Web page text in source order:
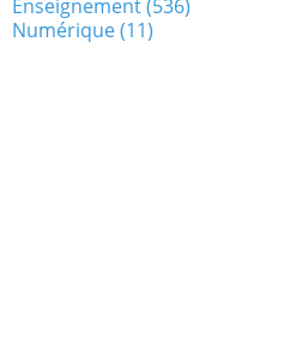
Enseignement(536)
Numérique(11)